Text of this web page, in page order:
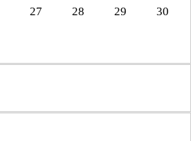
27 28 29
30